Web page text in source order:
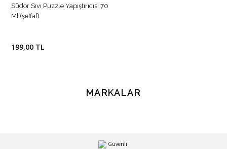
Südor Sıvı Puzzle Yapıştırıcısı 70
Ml (şeffaf)
199,00 TL
MARKALAR